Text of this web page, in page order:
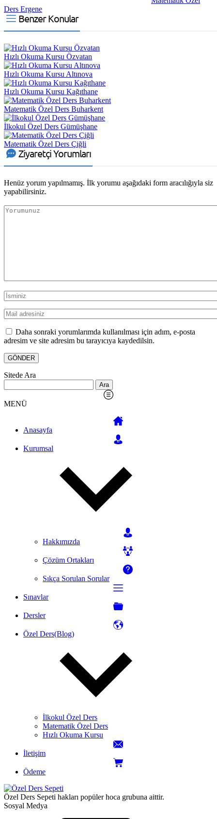
Ders Ergene
Benzer Konular
Hızlı Okuma Kursu Özvatan
Hızlı Okuma Kursu Altınova
Hızlı Okuma Kursu Kağıthane
Matematik Özel Ders Buharkent
İlkokul Özel Ders Gümüşhane
Matematik Özel Ders Çiğli
Ziyaretçi Yorumları
Henüz yorum yapılmamış. İlk yorumu aşağıdaki form aracılığıyla siz
yapabilirsiniz.
Daha sonraki yorumlarımda kullanılması için adım, e-posta
adresim ve site adresim bu tarayıcıya kaydedilsin.
Sitede Ara
MENÜ
Anasayfa
Kurumsal
Hakkımızda
Çözüm Ortakları
Sıkça Sorulan Sorular
Sınavlar
Dersler
Özel Ders(Blog)
İlkokul Özel Ders
Matematik Özel Ders
Hızlı Okuma Kursu
İletişim
Ödeme
Özel Ders Sepeti hakları popüler hoca grubuna aittir.
Sosyal Medya